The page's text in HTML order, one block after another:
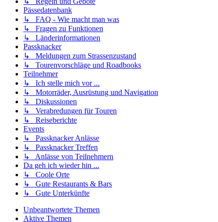
Pässedatenbank
↳ FAQ - Wie macht man was
↳ Fragen zu Funktionen
↳ Länderinformationen
Passknacker
↳ Meldungen zum Strassenzustand
↳ Tourenvorschläge und Roadbooks
Teilnehmer
↳ Ich stelle mich vor ...
↳ Motorräder, Ausrüstung und Navigation
↳ Diskussionen
↳ Verabredungen für Touren
↳ Reiseberichte
Events
↳ Passknacker Anlässe
↳ Passknacker Treffen
↳ Anlässe von Teilnehmern
Da geh ich wieder hin ...
↳ Coole Orte
↳ Gute Restaurants & Bars
↳ Gute Unterkünfte
Unbeantwortete Themen
Aktive Themen